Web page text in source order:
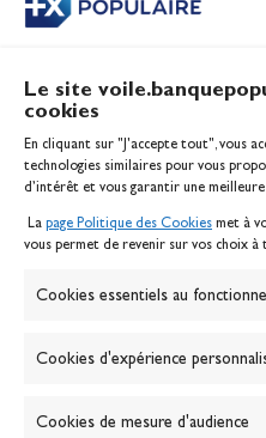
Le site
cookies
En cliquant sur "J'accepte tout", vous
technologies similaires pour vous
d’intérêt et vous garantir une
La page Politique des Cookies met à
vous permet de revenir sur vos choix à
Cookies essentiels au
Cookies d'expérience
Cookies de mesure d'audience
CONTENU
Inscription
Contact
Politique des
Banque de la voile
Passion Voile TV